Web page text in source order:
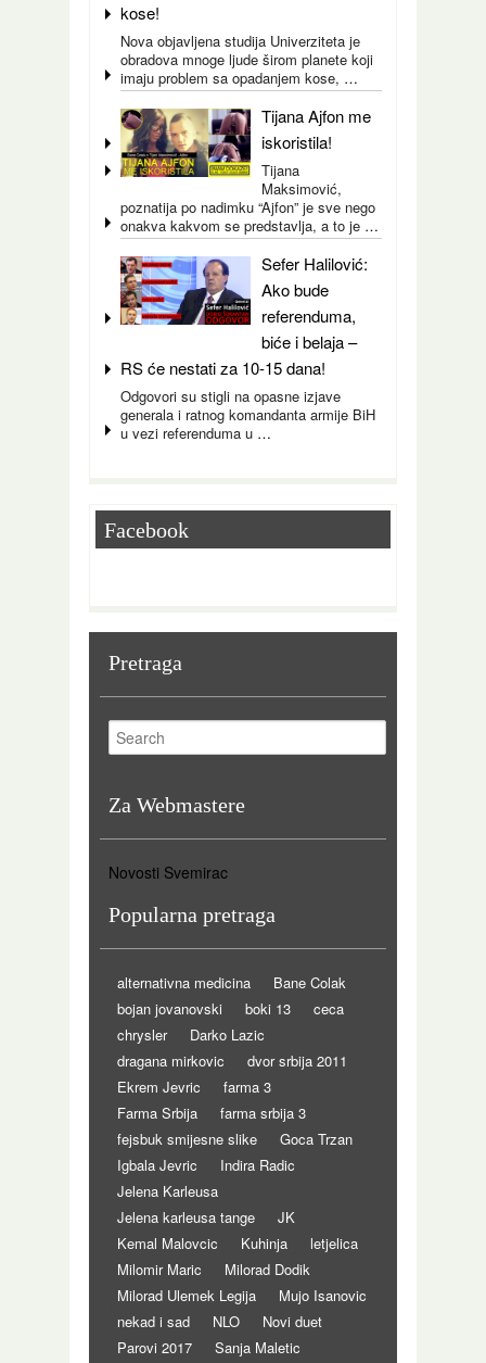
kose!
Nova objavljena studija Univerziteta je
obradova mnoge ljude širom planete koji
imaju problem sa opadanjem kose, …
Tijana Ajfon me
iskoristila!
Tijana
Maksimović,
poznatija po nadimku “Ajfon” je sve nego
onakva kakvom se predstavlja, a to je …
Sefer Halilović:
Ako bude
referenduma,
biće i belaja –
RS će nestati za 10-15 dana!
Odgovori su stigli na opasne izjave
generala i ratnog komandanta armije BiH
u vezi referenduma u …
Facebook
Pretraga
Za Webmastere
Novosti Svemirac
Popularna pretraga
alternativna medicina
Bane Colak
bojan jovanovski
boki 13
ceca
chrysler
Darko Lazic
dragana mirkovic
dvor srbija 2011
Ekrem Jevric
farma 3
Farma Srbija
farma srbija 3
fejsbuk smijesne slike
Goca Trzan
Igbala Jevric
Indira Radic
Jelena Karleusa
Jelena karleusa tange
JK
Kemal Malovcic
Kuhinja
letjelica
Milomir Maric
Milorad Dodik
Milorad Ulemek Legija
Mujo Isanovic
nekad i sad
NLO
Novi duet
Parovi 2017
Sanja Maletic